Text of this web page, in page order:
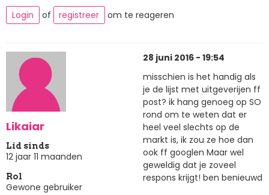
Login
of registreer om te reageren
Likaiar
Lid sinds
12 jaar 11 maanden
Rol
Gewone gebruiker
28 juni 2016 - 19:54
misschien is het handig als
je de lijst met uitgeverijen ff
post? ik hang genoeg op SO
rond om te weten dat er
heel veel slechts op de
markt is, ik zou ze hoe dan
ook ff googlen Maar wel
geweldig dat je zoveel
respons krijgt! ben benieuwd